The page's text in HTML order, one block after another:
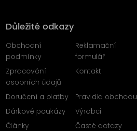
Důležité odkazy
Obchodní
podmínky
Reklamační
formulář
Zpracování
osobních údajů
Kontakt
Doručení a platby
Pravidla obchodu
Dárkové poukázy
Výrobci
Články
Časté dotazy